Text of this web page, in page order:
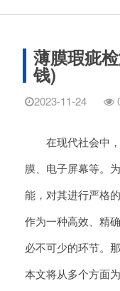
薄膜瑕疵
钱)
2023-11-24
在现代社会中，
膜、电子屏幕等。
能，对其进行严格
作为一种高效、精
必不可少的环节。
本文将从多个方面